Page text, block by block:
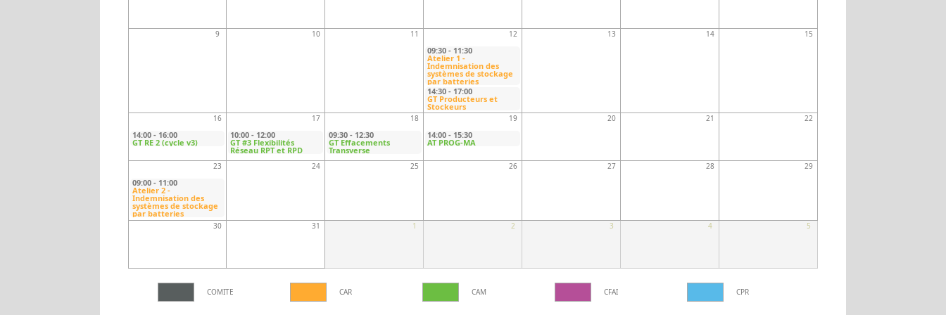
9 10 11 12 13 14 15
09:30 - 11:30
Atelier 1 -
Indemnisation des
systèmes de stockage
par batteries
14:30 - 17:00
GT Producteurs et
Stockeurs
16 17 18 19 20 21 22
14:00 - 16:00
GT RE 2 (cycle v3)
10:00 - 12:00
GT #3 Flexibilités
Réseau RPT et RPD
09:30 - 12:30
GT Effacements
Transverse
14:00 - 15:30
AT PROG-MA
23 24 25 26 27 28 29
09:00 - 11:00
Atelier 2 -
Indemnisation des
systèmes de stockage
par batteries
30 31 1 2 3 4 5
COMITE CAR CAM CFAI CPR